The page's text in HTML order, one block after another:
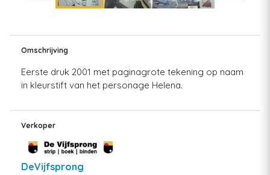
Omschrijving
Eerste druk 2001 met paginagrote tekening op naam
in kleurstift van het personage Helena.
Verkoper
DeVijfsprong